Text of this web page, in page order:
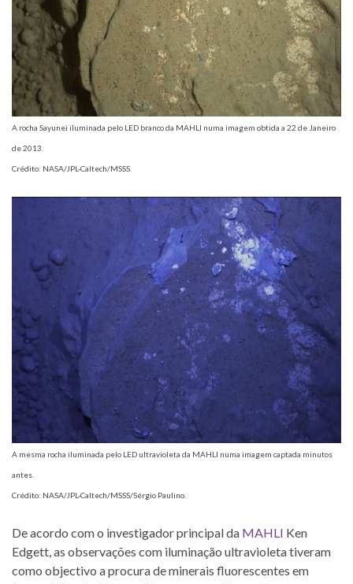
A rocha Sayunei iluminada pelo LED branco da MAHLI numa imagem obtida a 22 de Janeiro
de 2013.
Crédito: NASA/JPL-Caltech/MSSS.
A mesma rocha iluminada pelo LED ultravioleta da MAHLI numa imagem captada minutos
antes.
Crédito: NASA/JPL-Caltech/MSSS/Sérgio Paulino.
De acordo com o investigador principal da MAHLI Ken
Edgett, as observações com iluminação ultravioleta tiveram
como objectivo a procura de minerais fluorescentes em